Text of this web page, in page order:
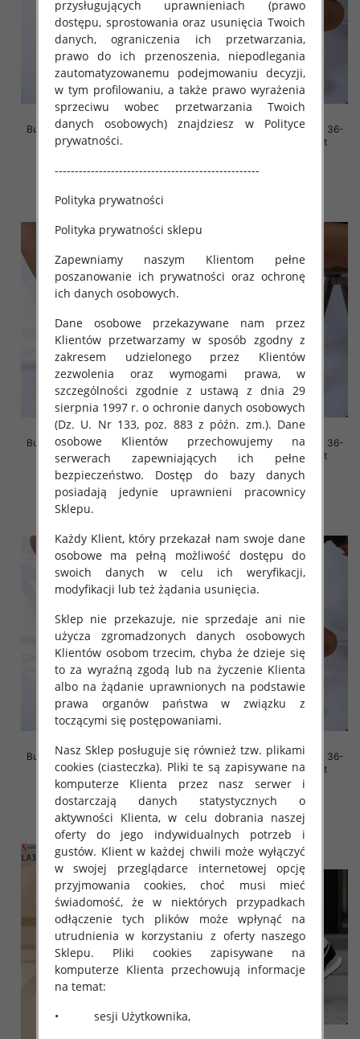
Buty sportowe damskie Roz 36-
41, 1 kolor Paczka 12 szt
Buty sportowe damskie Roz 36-
41, 1 kolor Paczka 12 szt
Buty sportowe damskie Roz 36-
41, 1 kolor Paczka 12 szt
45.00 zł
szczegóły
Buty sportowe damskie Roz 36-
41, 1 kolor Paczka 12 szt
45.00 zł
szczegóły
Buty sportowe damskie Roz 36-
41, 1 kolor Paczka 12 szt
45.00 zł
szczegóły
Buty sportowe damskie Roz 36-
41, 1 kolor Paczka 12 szt
45.00 zł
szczegóły
przysługujących uprawnieniach (prawo
dostępu, sprostowania oraz usunięcia Twoich
danych, ograniczenia ich przetwarzania,
prawo do ich przenoszenia, niepodlegania
zautomatyzowanemu podejmowaniu decyzji,
w tym profilowaniu, a także prawo wyrażenia
sprzeciwu wobec przetwarzania Twoich
danych osobowych) znajdziesz w Polityce
prywatności.
---------------------------------------------------
Polityka prywatności
Polityka prywatności sklepu
Zapewniamy naszym Klientom pełne
poszanowanie ich prywatności oraz ochronę
ich danych osobowych.
Dane osobowe przekazywane nam przez
Klientów przetwarzamy w sposób zgodny z
zakresem udzielonego przez Klientów
zezwolenia oraz wymogami prawa, w
szczególności zgodnie z ustawą z dnia 29
sierpnia 1997 r. o ochronie danych osobowych
(Dz. U. Nr 133, poz. 883 z późn. zm.). Dane
osobowe Klientów przechowujemy na
serwerach zapewniających ich pełne
bezpieczeństwo. Dostęp do bazy danych
posiadają jedynie uprawnieni pracownicy
Sklepu.
Każdy Klient, który przekazał nam swoje dane
osobowe ma pełną możliwość dostępu do
swoich danych w celu ich weryfikacji,
modyfikacji lub też żądania usunięcia.
Sklep nie przekazuje, nie sprzedaje ani nie
użycza zgromadzonych danych osobowych
Klientów osobom trzecim, chyba że dzieje się
to za wyraźną zgodą lub na życzenie Klienta
albo na żądanie uprawnionych na podstawie
prawa organów państwa w związku z
toczącymi się postępowaniami.
Nasz Sklep posługuje się również tzw. plikami
cookies (ciasteczka). Pliki te są zapisywane na
komputerze Klienta przez nasz serwer i
dostarczają danych statystycznych o
aktywności Klienta, w celu dobrania naszej
oferty do jego indywidualnych potrzeb i
gustów. Klient w każdej chwili może wyłączyć
w swojej przeglądarce internetowej opcję
przyjmowania cookies, choć musi mieć
świadomość, że w niektórych przypadkach
odłączenie tych plików może wpłynąć na
utrudnienia w korzystaniu z oferty naszego
Sklepu. Pliki cookies zapisywane na
komputerze Klienta przechowują informacje
na temat:
• sesji Użytkownika,